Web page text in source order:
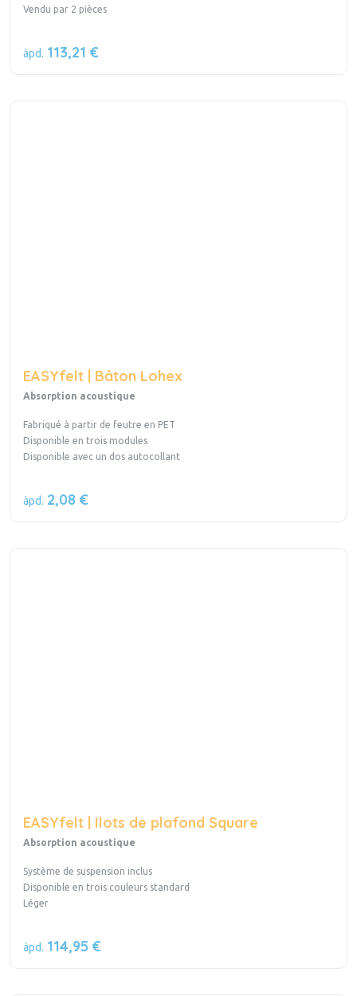
Vendu par 2 pièces
àpd. 113,21 €
EASYfelt | Bâton Lohex
Absorption acoustique
Fabriqué à partir de feutre en PET
Disponible en trois modules
Disponible avec un dos autocollant
àpd. 2,08 €
EASYfelt | Ilots de plafond Square
Absorption acoustique
Système de suspension inclus
Disponible en trois couleurs standard
Léger
àpd. 114,95 €